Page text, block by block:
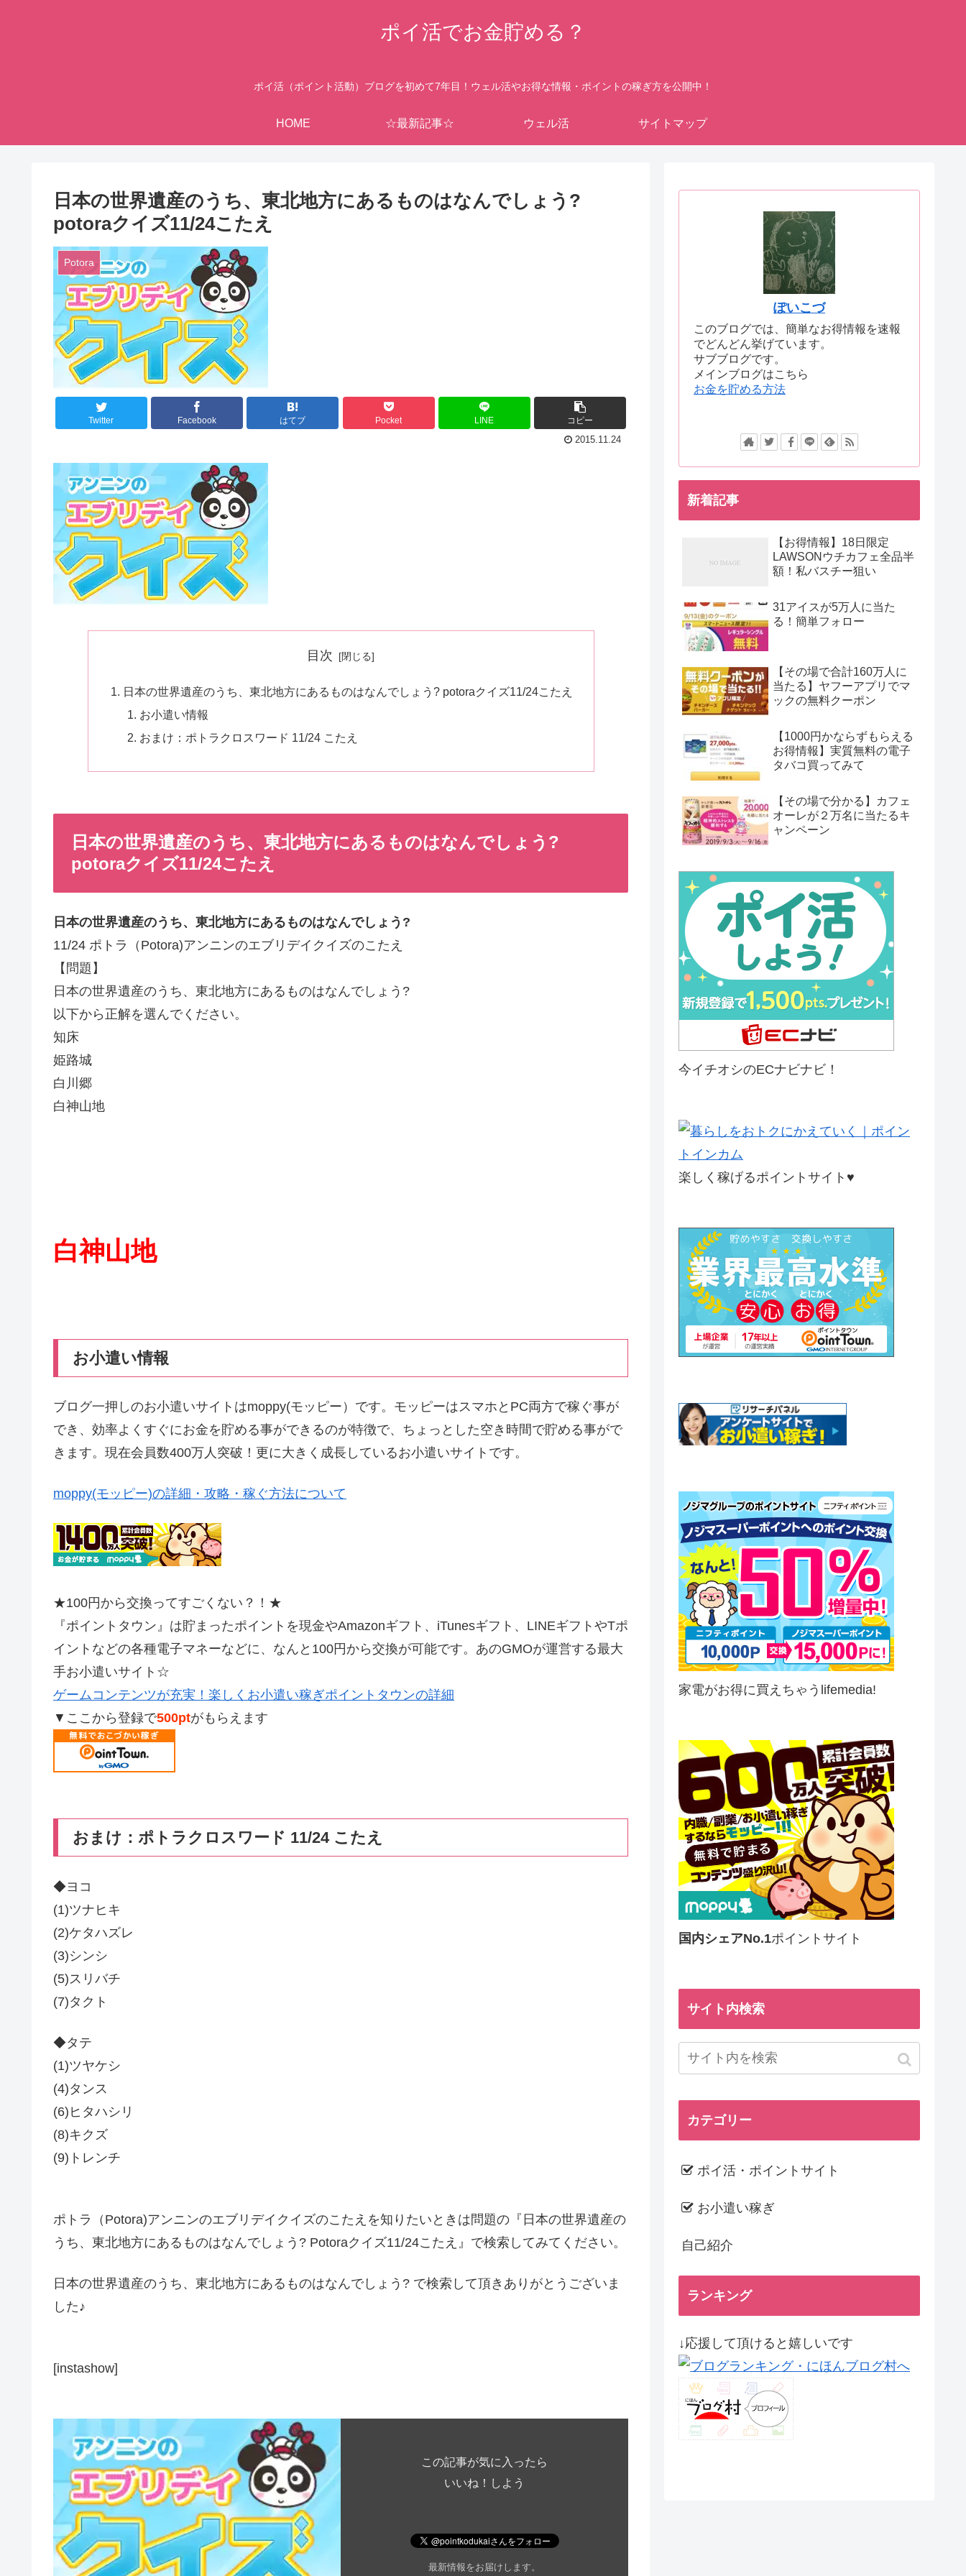
ポイ活でお金貯める？
ポイ活（ポイント活動）ブログを初めて7年目！ウェル活やお得な情報・ポイントの稼ぎ方を公開中！
HOME ☆最新記事☆ ウェル活 サイトマップ
日本の世界遺産のうち、東北地方にあるものはなんでしょう?
potoraクイズ11/24こたえ
Potora
Twitter Facebook はてブ Pocket LINE
コピー
2015.11.24
目次
日本の世界遺産のうち、東北地方にあるものはなんでしょう? potoraクイズ11/24こたえ
お小遣い情報
おまけ：ポトラクロスワード 11/24 こたえ
日本の世界遺産のうち、東北地方にあるものはなんでしょう?
potoraクイズ11/24こたえ
日本の世界遺産のうち、東北地方にあるものはなんでしょう?
11/24 ポトラ（Potora)アンニンのエブリデイクイズのこたえ
【問題】
日本の世界遺産のうち、東北地方にあるものはなんでしょう?
以下から正解を選んでください。
知床
姫路城
白川郷
白神山地
白神山地
お小遣い情報
ブログ一押しのお小遣いサイトはmoppy(モッピー）です。モッピーはスマホとPC両方で稼ぐ事が
でき、効率よくすぐにお金を貯める事ができるのが特徴で、ちょっとした空き時間で貯める事がで
きます。現在会員数400万人突破！更に大きく成長しているお小遣いサイトです。
moppy(モッピー)の詳細・攻略・稼ぐ方法について
★100円から交換ってすごくない？！★
『ポイントタウン』は貯まったポイントを現金やAmazonギフト、iTunesギフト、LINEギフトやTポ
イントなどの各種電子マネーなどに、なんと100円から交換が可能です。あのGMOが運営する最大
手お小遣いサイト☆
ゲームコンテンツが充実！楽しくお小遣い稼ぎポイントタウンの詳細
▼ここから登録で500ptがもらえます
おまけ：ポトラクロスワード 11/24 こたえ
◆ヨコ
(1)ツナヒキ
(2)ケタハズレ
(3)シンシ
(5)スリバチ
(7)タクト
◆タテ
(1)ツヤケシ
(4)タンス
(6)ヒタハシリ
(8)キクズ
(9)トレンチ
ポトラ（Potora)アンニンのエブリデイクイズのこたえを知りたいときは問題の『日本の世界遺産の
うち、東北地方にあるものはなんでしょう? Potoraクイズ11/24こたえ』で検索してみてください。
日本の世界遺産のうち、東北地方にあるものはなんでしょう? で検索して頂きありがとうございま
した♪
[instashow]
この記事が気に入ったら
いいね！しよう
最新情報をお届けします。
ぽいこづ
このブログでは、簡単なお得情報を速報
でどんどん挙げています。
サブブログです。
メインブログはこちら
お金を貯める方法
新着記事
【お得情報】18日限定
LAWSONウチカフェ全品半
額！私バスチー狙い
31アイスが5万人に当た
る！簡単フォロー
【その場で合計160万人に
当たる】ヤフーアプリでマ
ックの無料クーポン
【1000円かならずもらえる
お得情報】実質無料の電子
タバコ買ってみて
【その場で分かる】カフェ
オーレが２万名に当たるキ
ャンペーン
今イチオシのECナビナビ！
楽しく稼げるポイントサイト♥
家電がお得に買えちゃうlifemedia!
国内シェアNo.1ポイントサイト
サイト内検索
カテゴリー
ポイ活・ポイントサイト
お小遣い稼ぎ
自己紹介
ランキング
↓応援して頂けると嬉しいです